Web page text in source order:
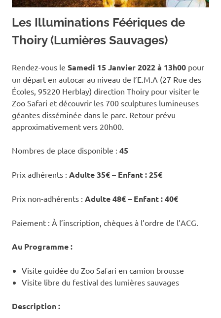
Les Illuminations Féériques de
Thoiry (Lumières Sauvages)
Rendez-vous le Samedi 15 Janvier 2022 à 13h00 pour
un départ en autocar au niveau de l’E.M.A (27 Rue des
Écoles, 95220 Herblay) direction Thoiry pour visiter le
Zoo Safari et découvrir les 700 sculptures lumineuses
géantes disséminée dans le parc. Retour prévu
approximativement vers 20h00.
Nombres de place disponible : 45
Prix adhérents : Adulte 35€ – Enfant : 25€
Prix non-adhérents : Adulte 48€ – Enfant : 40€
Paiement : À l’inscription, chèques à l’ordre de l’ACG.
Au Programme :
Visite guidée du Zoo Safari en camion brousse
Visite libre du festival des lumières sauvages
Description :